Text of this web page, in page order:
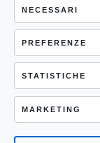
NECESSARI
PREFERENZE
STATISTICHE
MARKETING
giornalistica
Capua
ISSN 3103-
P.IVA:
Sede Legale:
NERONI 11